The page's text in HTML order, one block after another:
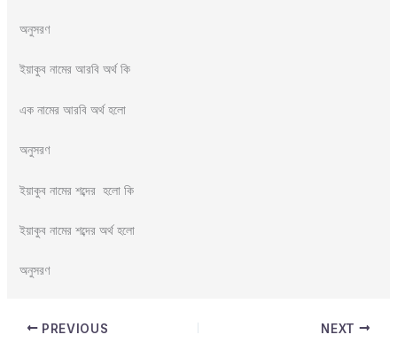
অনুসরণ
ইয়াকুব নামের আরবি অর্থ কি
এক নামের আরবি অর্থ হলো
অনুসরণ
ইয়াকুব নামের শব্দের হলো কি
ইয়াকুব নামের শব্দের অর্থ হলো
অনুসরণ
PREVIOUS NEXT